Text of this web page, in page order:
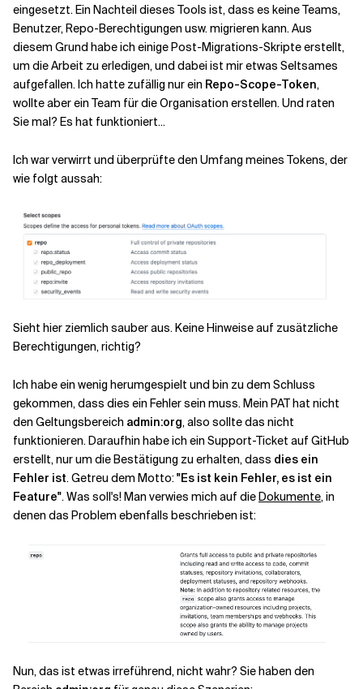
eingesetzt. Ein Nachteil dieses Tools ist, dass es keine Teams,
Benutzer, Repo-Berechtigungen usw. migrieren kann. Aus
diesem Grund habe ich einige Post-Migrations-Skripte erstellt,
um die Arbeit zu erledigen, und dabei ist mir etwas Seltsames
aufgefallen. Ich hatte zufällig nur ein Repo-Scope-Token,
wollte aber ein Team für die Organisation erstellen. Und raten
Sie mal? Es hat funktioniert... ‍
Ich war verwirrt und überprüfte den Umfang meines Tokens, der
wie folgt aussah:
Sieht hier ziemlich sauber aus. Keine Hinweise auf zusätzliche
Berechtigungen, richtig?
Ich habe ein wenig herumgespielt und bin zu dem Schluss
gekommen, dass dies ein Fehler sein muss. Mein PAT hat nicht
den Geltungsbereich admin:org, also sollte das nicht
funktionieren. Daraufhin habe ich ein Support-Ticket auf GitHub
erstellt, nur um die Bestätigung zu erhalten, dass dies ein
Fehler ist. Getreu dem Motto:"Es ist kein Fehler, es ist ein
Feature". Was soll's! Man verwies mich auf dieDokumente, in
denen das Problem ebenfalls beschrieben ist:
Nun, das ist etwas irreführend, nicht wahr? Sie haben den